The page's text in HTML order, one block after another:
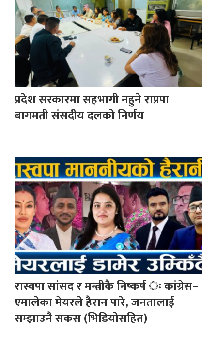
प्रदेश सरकारमा सहभागी नहुने राप्रपा
बागमती संसदीय दलको निर्णय
रास्वपा सांसद र मन्त्रीकै निष्कर्ष ः कांग्रेस–
एमालेका मेयरले हैरान पारे, जनतालाई
सम्झाउनै सकस (भिडियोसहित)